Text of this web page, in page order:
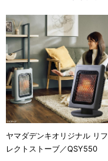
ヤマダデンキオリジナル リフ
レクトストーブ／QSY550